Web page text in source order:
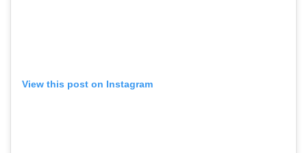
View this post on Instagram